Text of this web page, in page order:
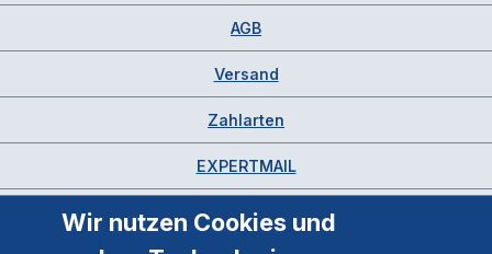
AGB
Versand
Zahlarten
EXPERTMAIL
Wir nutzen Cookies und